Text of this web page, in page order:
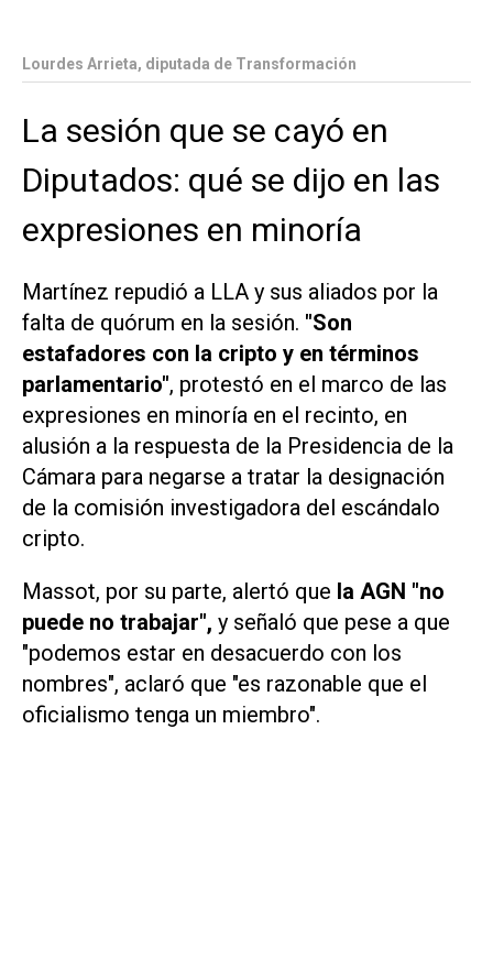
Lourdes Arrieta, diputada de Transformación
La sesión que se cayó en
Diputados: qué se dijo en las
expresiones en minoría
Martínez repudió a LLA y sus aliados por la
falta de quórum en la sesión. "Son
estafadores con la cripto y en términos
parlamentario", protestó en el marco de las
expresiones en minoría en el recinto, en
alusión a la respuesta de la Presidencia de la
Cámara para negarse a tratar la designación
de la comisión investigadora del escándalo
cripto.
Massot, por su parte, alertó que la AGN "no
puede no trabajar", y señaló que pese a que
"podemos estar en desacuerdo con los
nombres", aclaró que "es razonable que el
oficialismo tenga un miembro".